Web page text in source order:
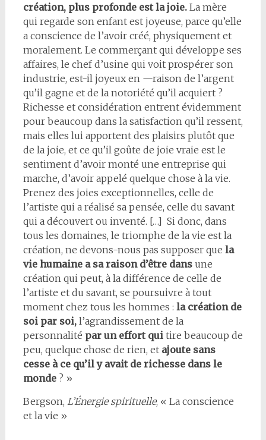
création, plus profonde est la joie.La mère
qui regarde son enfant est joyeuse, parce qu’elle
a conscience de l’avoir créé, phy­siquement et
moralement. Le commerçant qui développe ses
affaires, le chef d’usine qui voit prospérer son
industrie, est-il joyeux en —raison de l’argent
qu’il gagne et de la notoriété qu’il acquiert ?
Richesse et considération entrent évidemment
pour beaucoup dans la satisfaction qu’il ressent,
mais elles lui apportent des plaisirs plutôt que
de la joie, et ce qu’il goûte de joie vraie est le
sentiment d’avoir monté une entreprise qui
marche, d’avoir appelé quelque chose à la vie.
Prenez des joies exceptionnelles, celle de
l’artiste qui a réalisé sa pensée, celle du savant
qui a découvert ou inventé. […] Si donc, dans
tous les domaines, le triomphe de la vie est la
création, ne devons-nous pas supposer que la
vie humaine a sa raison d’être dansune
création qui peut, à la différence de celle de
l’artiste et du savant, se poursuivre à tout
moment chez tous les hommes : la création de
soi par soi,l’agrandissement de la
personnalité par un effort quitire beaucoup de
peu, quelque chose de rien, et ajoute sans
cesse à ce qu’il y avait de richesse dans le
monde? »
Bergson, L’Énergie spirituelle, « La conscience
et la vie »